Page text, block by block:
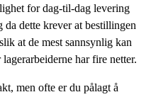
for dag-til-dag levering
dette krever at bestillingen
at de mest sannsynlig kan
har fire netter.
men ofte er du pålagt å